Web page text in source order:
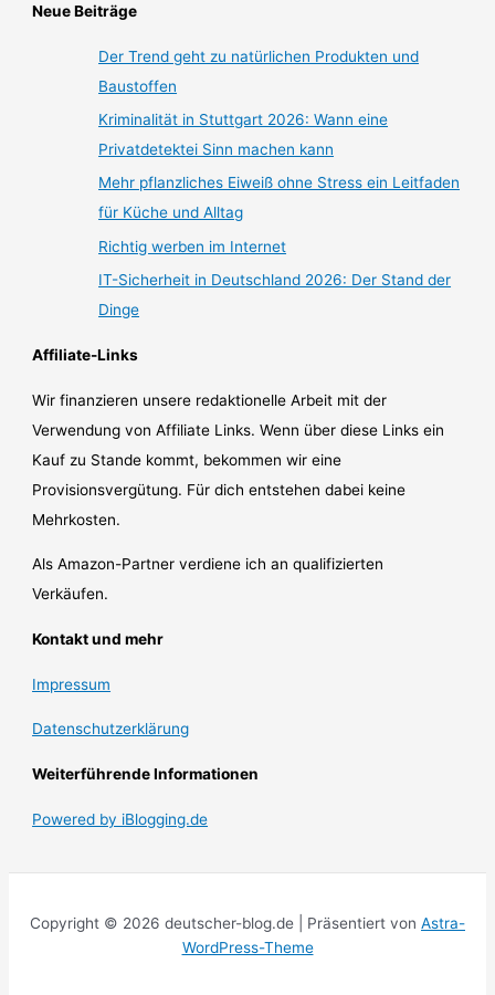
Neue Beiträge
Der Trend geht zu natürlichen Produkten und
Baustoffen
Kriminalität in Stuttgart 2026: Wann eine
Privatdetektei Sinn machen kann
Mehr pflanzliches Eiweiß ohne Stress ein Leitfaden
für Küche und Alltag
Richtig werben im Internet
IT-Sicherheit in Deutschland 2026: Der Stand der
Dinge
Affiliate-Links
Wir finanzieren unsere redaktionelle Arbeit mit der
Verwendung von Affiliate Links. Wenn über diese Links ein
Kauf zu Stande kommt, bekommen wir eine
Provisionsvergütung. Für dich entstehen dabei keine
Mehrkosten.
Als Amazon-Partner verdiene ich an qualifizierten
Verkäufen.
Kontakt und mehr
Impressum
Datenschutzerklärung
Weiterführende Informationen
Powered by iBlogging.de
Copyright © 2026 deutscher-blog.de | Präsentiert von Astra-
WordPress-Theme